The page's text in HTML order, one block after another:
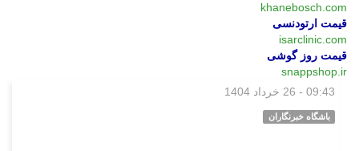
khanebosch.com
قیمت ارتودنسی
isarclinic.com
قیمت روز گوشی
snappshop.ir
09:43 - 26 خرداد 1404
باشگاه خبرنگاران